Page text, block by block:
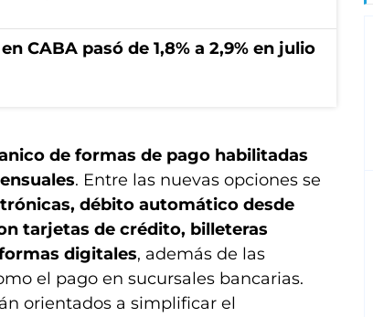
CABA pasó de 1,8% a 2,9% en julio
de formas de pago habilitadas
. Entre las nuevas opciones se
débito automático desde
tarjetas de crédito, billeteras
digitales, además de las
el pago en sucursales bancarias.
orientados a simplificar el